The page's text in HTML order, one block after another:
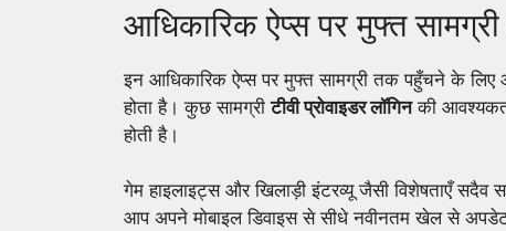
आधिकारिक ऐप्स पर मुफ्त
इन आधिकारिक ऐप्स पर मुफ्त सामग्री तक पहुँचने के
होता है। कुछ सामग्रीटीवी प्रोवाइडर लॉगिनकी
होती है।
गेम हाइलाइट्स और खिलाड़ी इंटरव्यू जैसी विशेषताएँ सदैव
आप अपने मोबाइल डिवाइस से सीधे नवीनतम खेल से